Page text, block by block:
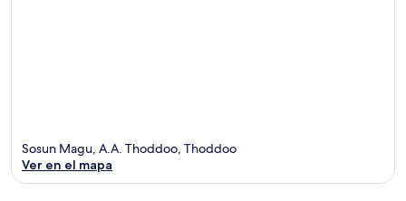
Sosun Magu, A.A. Thoddoo, Thoddoo
Ver en el mapa